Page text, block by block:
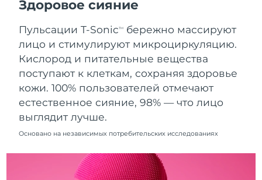
Здоровое сияние
Пульсации T-SonicTM
бережно массируют
лицо и стимулируют микроциркуляцию.
Кислород и питательные вещества
поступают к клеткам, сохраняя здоровье
кожи. 100% пользователей отмечают
естественное сияние, 98% — что лицо
выглядит лучше.
Основано на независимых потребительских исследованиях
Нидерланды
Ожидаемая дата доставки
9/8/26
Новая Зеландия
Ожидаемая дата доставки
9/8/26
Норвегия
Ожидаемая дата доставки
9/8/26
Оман
Ожидаемая дата доставки
Филиппины
Ожидаемая дата доставки